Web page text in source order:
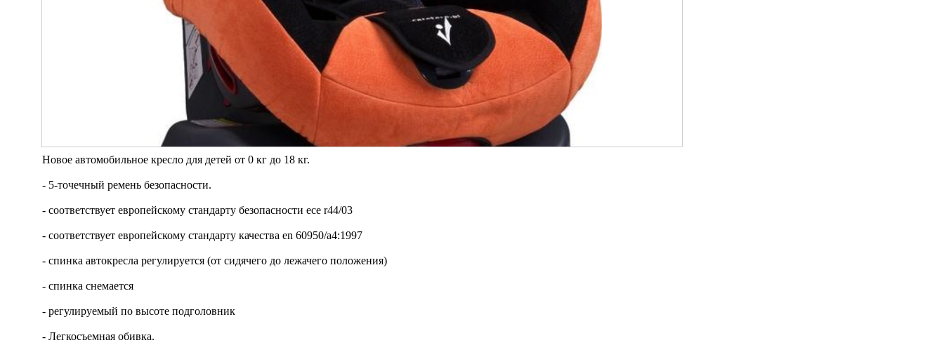
Новое автомобильное кресло для детей от 0 кг до 18 кг.
- 5-точечный ремень безопасности.
- соответствует европейскому стандарту безопасности есе r44/03
- соответствует европейскому стандарту качества en 60950/a4:1997
- cпинка автокресла регулируется (от сидячего до лежачего положения)
- спинка снемается
- регулируемый по высоте подголовник
- Легкосъемная обивка.